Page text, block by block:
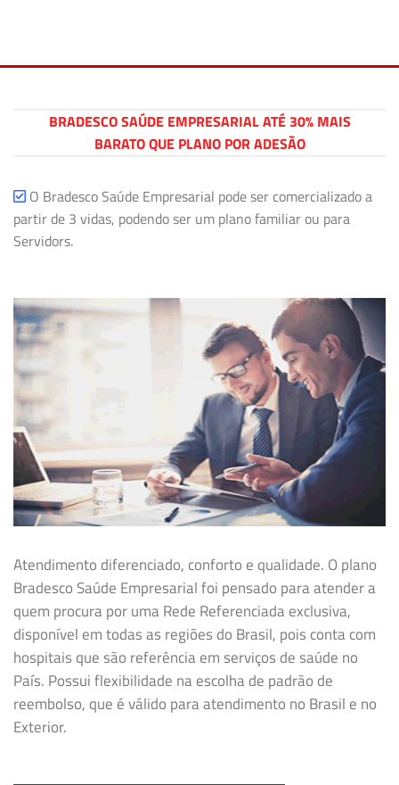
BRADESCO SAÚDE EMPRESARIAL ATÉ 30% MAIS
BARATO QUE PLANO POR ADESÃO
O Bradesco Saúde Empresarial pode ser comercializado a
partir de 3 vidas, podendo ser um plano familiar ou para
Servidors.
Atendimento diferenciado, conforto e qualidade. O plano
Bradesco Saúde Empresarial foi pensado para atender a
quem procura por uma Rede Referenciada exclusiva,
disponível em todas as regiões do Brasil, pois conta com
hospitais que são referência em serviços de saúde no
País. Possui flexibilidade na escolha de padrão de
reembolso, que é válido para atendimento no Brasil e no
Exterior.